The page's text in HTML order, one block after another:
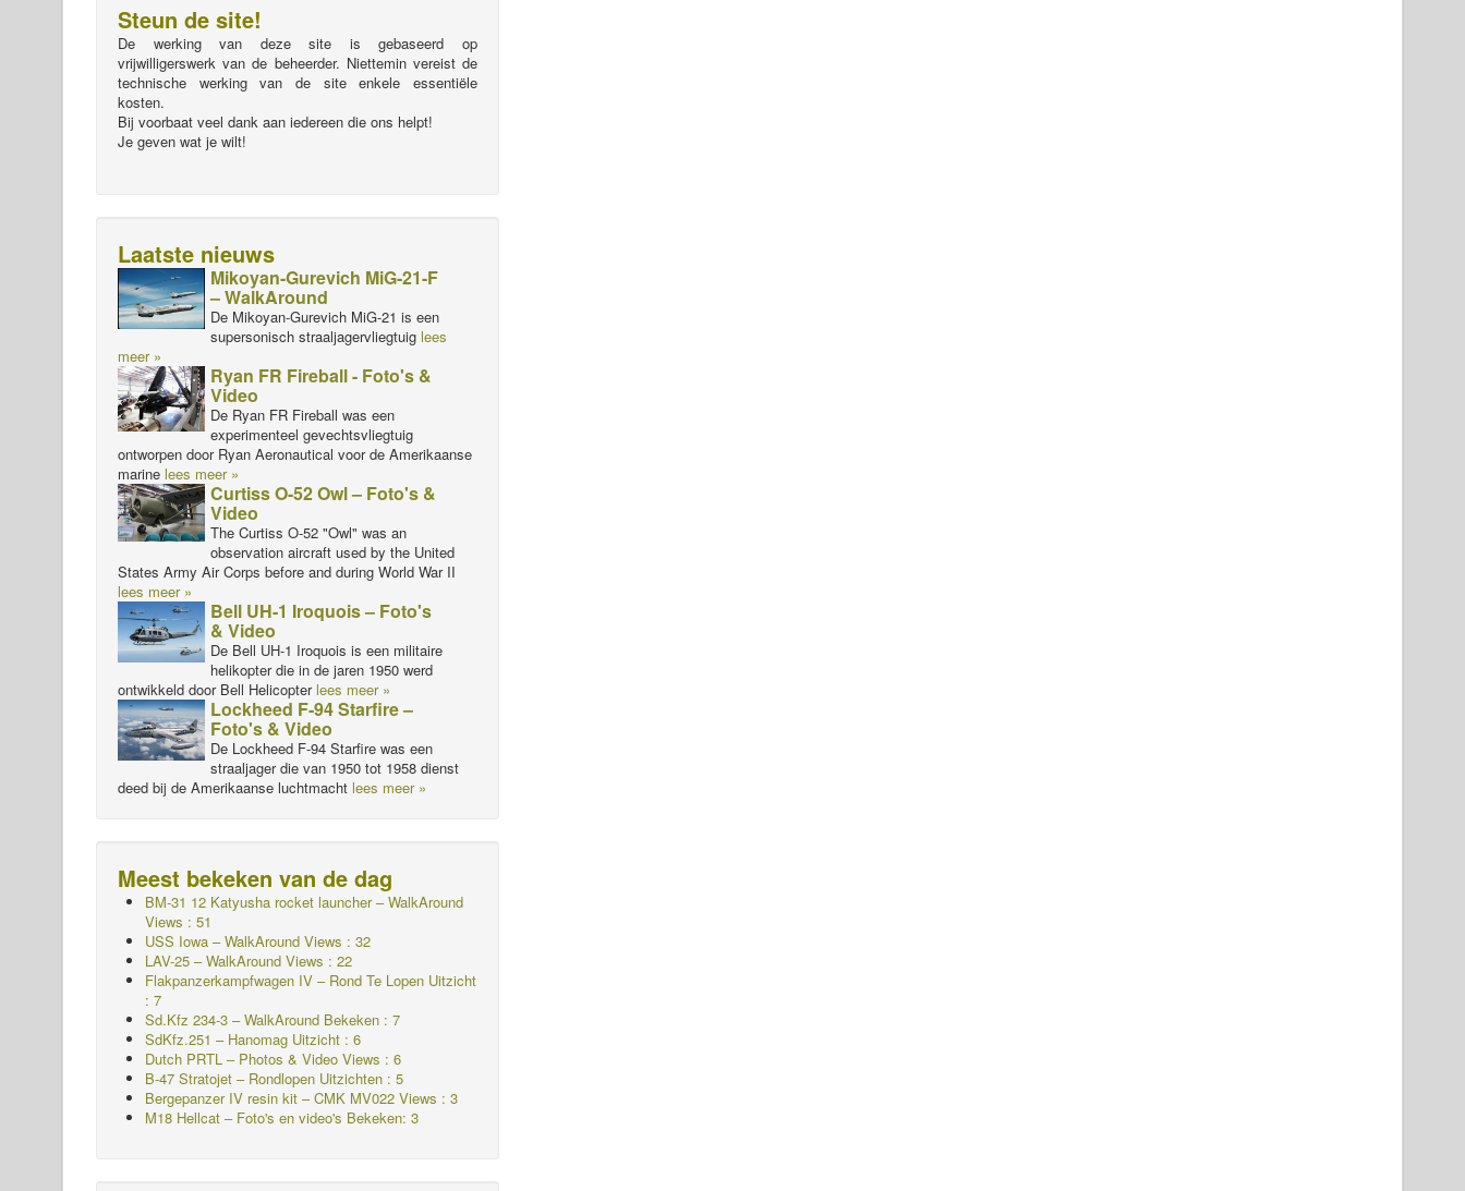
Steun de site!
De werking van deze site is gebaseerd op
vrijwilligerswerk van de beheerder. Niettemin vereist de
technische werking van de site enkele essentiële
kosten.
Bij voorbaat veel dank aan iedereen die ons helpt!
Je geven wat je wilt!
Laatste nieuws
Mikoyan-Gurevich MiG-21-F
– WalkAround
De Mikoyan-Gurevich MiG-21 is een
supersonisch straaljagervliegtuig lees
meer »
Ryan FR Fireball - Foto's &
Video
De Ryan FR Fireball was een
experimenteel gevechtsvliegtuig
ontworpen door Ryan Aeronautical voor de Amerikaanse
marine lees meer »
Curtiss O-52 Owl – Foto's &
Video
The Curtiss O-52 "Owl" was an
observation aircraft used by the United
States Army Air Corps before and during World War II
lees meer »
Bell UH-1 Iroquois – Foto's
& Video
De Bell UH-1 Iroquois is een militaire
helikopter die in de jaren 1950 werd
ontwikkeld door Bell Helicopterlees meer »
Lockheed F-94 Starfire –
Foto's & Video
De Lockheed F-94 Starfire was een
straaljager die van 1950 tot 1958 dienst
deed bij de Amerikaanse luchtmacht lees meer »
Meest bekeken van de dag
BM-31 12 Katyusha rocket launcher – WalkAround
Views : 51
USS Iowa – WalkAround Views : 32
LAV-25 – WalkAround Views : 22
Flakpanzerkampfwagen IV – Rond Te Lopen Uitzicht
: 7
Sd.Kfz 234-3 – WalkAround Bekeken : 7
SdKfz.251 – Hanomag Uitzicht : 6
Dutch PRTL – Photos & Video Views : 6
B-47 Stratojet – Rondlopen Uitzichten : 5
Bergepanzer IV resin kit – CMK MV022 Views : 3
M18 Hellcat – Foto's en video's Bekeken: 3